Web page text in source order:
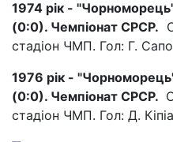
1974 рік -
(0:0). Чемпіонат СРСР.
стадіон ЧМП. Гол: Г.
1976 рік -
(0:0). Чемпіонат СРСР.
стадіон ЧМП. Гол: Д.